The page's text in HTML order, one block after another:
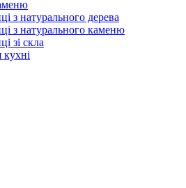
з натурального дерева
з натурального каменю
зі скла
кухні